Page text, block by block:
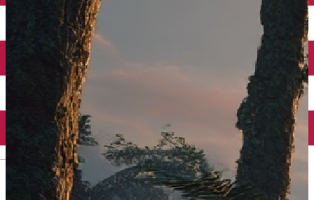
Închirieri auto
Închirieri biciclete
Taxi
Încărcare vehicule electrice